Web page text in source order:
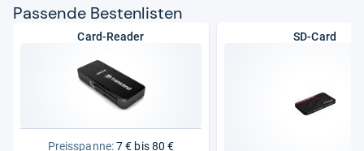
Kostenloser Hersteller Support
Unterstützte Banken:
Pas­sende Bes­ten­lis­ten
Card-Reader
Preisspanne:7 € bis 80 €
SD-Card